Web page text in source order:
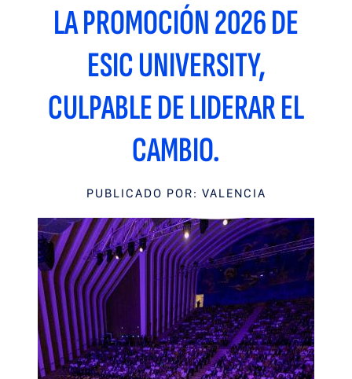
LA PROMOCIÓN 2026 DE
ESIC UNIVERSITY,
CULPABLE DE LIDERAR EL
CAMBIO.
PUBLICADO POR: VALENCIA